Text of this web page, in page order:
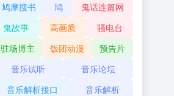
鸠摩搜书
鸠
鬼话连篇网
鬼故事
高画质
骚电台
驻场博主
饭团动漫
预告片
音乐试听
音乐论坛
音乐解析接口
音乐解析